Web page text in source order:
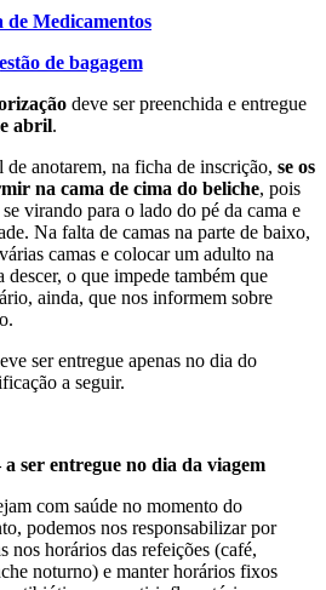
de Medicamentos
de bagagem
deve ser preenchida e entregue
abril.
anotarem, na ficha de inscrição, se os
na cama de cima do beliche, pois
virando para o lado do pé da cama e
Na falta de camas na parte de baixo,
camas e colocar um adulto na
descer, o que impede também que
ainda, que nos informem sobre
ser entregue apenas no dia do
a seguir.
ser entregue no dia da viagem
com saúde no momento do
podemos nos responsabilizar por
nos horários das refeições (café,
noturno) e manter horários fixos